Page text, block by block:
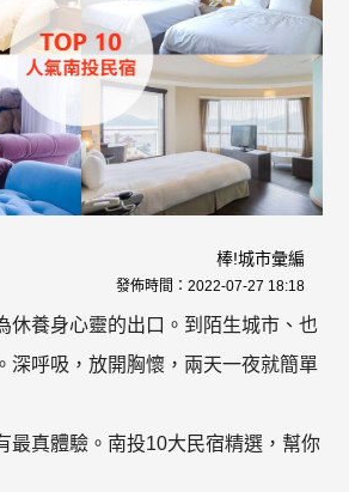
棒!城市彙編
發佈時間： 2022-07-27 18:18
休養身心靈的出口。到陌生城市、也
深呼吸，放開胸懷，兩天一夜就簡單
最真體驗。南投10大民宿精選，幫你